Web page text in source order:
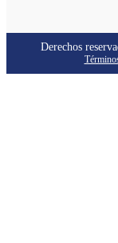
Derechos